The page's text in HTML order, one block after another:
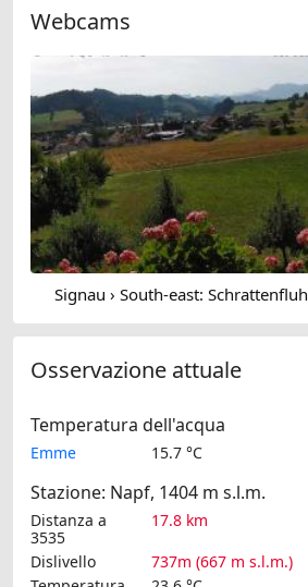
Webcams
Signau › South-east: Schrattenfluh
Osservazione attuale
Temperatura dell'acqua
Emme 15.7 °C
Stazione: Napf, 1404 m s.l.m.
Distanza a
3535
17.8 km
Dislivello
737m (667 m s.l.m.)